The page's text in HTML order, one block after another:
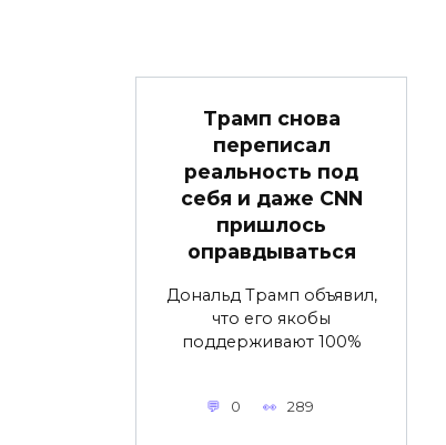
Трамп снова
переписал
реальность под
себя и даже CNN
пришлось
оправдываться
Дональд Трамп объявил,
что его якобы
поддерживают 100%
0 289